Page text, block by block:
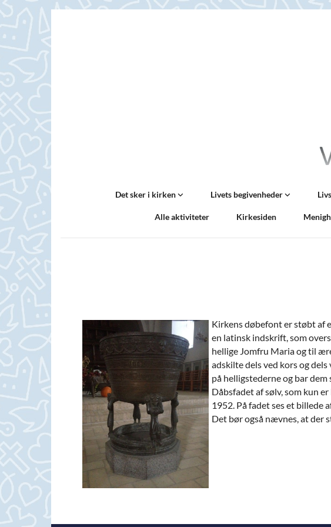
Det sker i kirken Livets begivenheder
Alle aktiviteter Kirkesiden
Kirkens døbefont er støbt af
en latinsk indskrift, som
hellige Jomfru Maria og til
adskilte dels ved kors og
på helligstederne og bar
Dåbsfadet af sølv, som kun
1952. På fadet ses et billede
Det bør også nævnes, at der